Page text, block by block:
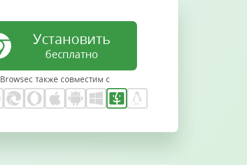
Установить
бесплатно
Browsec также совместим с